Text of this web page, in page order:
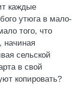
каждые
утюга в мало-
того, что
начиная
сельской
в свой
копировать?